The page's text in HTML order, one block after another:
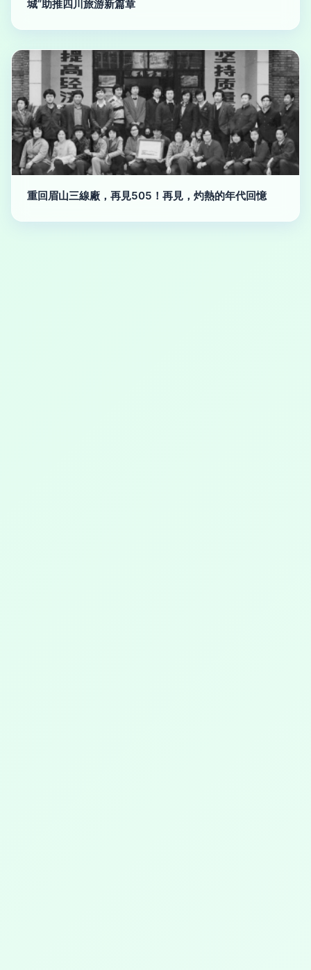
城”助推四川旅游新篇章
重回眉山三線廠，再見505！再見，灼熱的年代回憶